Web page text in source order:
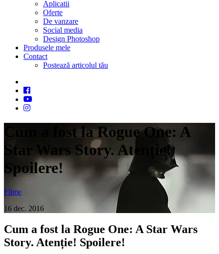
Aplicatii
Oferte
De vanzare
Social media
Design Photoshop
Produsele mele
Contact
Postează articolul tău
Cum a fost la Rogue One: A
Star Wars Story. Atenție!
Spoilere!
Filme
16 dec. 2016
Cum a fost la Rogue One: A Star Wars
Story. Atenție! Spoilere!